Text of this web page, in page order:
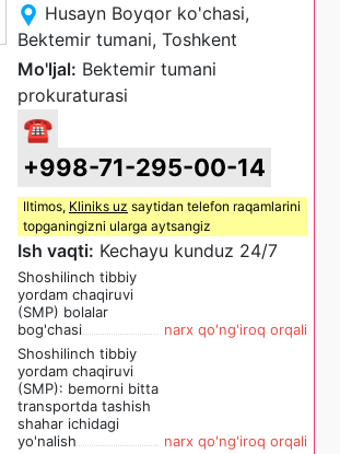
Husayn Boyqor ko'chasi,
Bektemir tumani, Toshkent
Mo'ljal: Bektemir tumani
prokuraturasi
☎
+998-71-295-00-14
Iltimos, Kliniks uz saytidan telefon raqamlarini
topganingizni ularga aytsangiz
Ish vaqti: Kechayu kunduz 24/7
Shoshilinch tibbiy
yordam chaqiruvi
(SMP) bolalar
bog'chasi
narx qo'ng'iroq orqali
Shoshilinch tibbiy
yordam chaqiruvi
(SMP): bemorni bitta
transportda tashish
shahar ichidagi
yo'nalish
narx qo'ng'iroq orqali